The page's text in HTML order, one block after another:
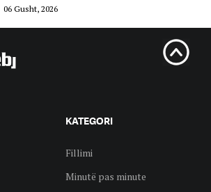
06 Gusht, 2026
KATEGORI
Fillimi
Minutë pas minute